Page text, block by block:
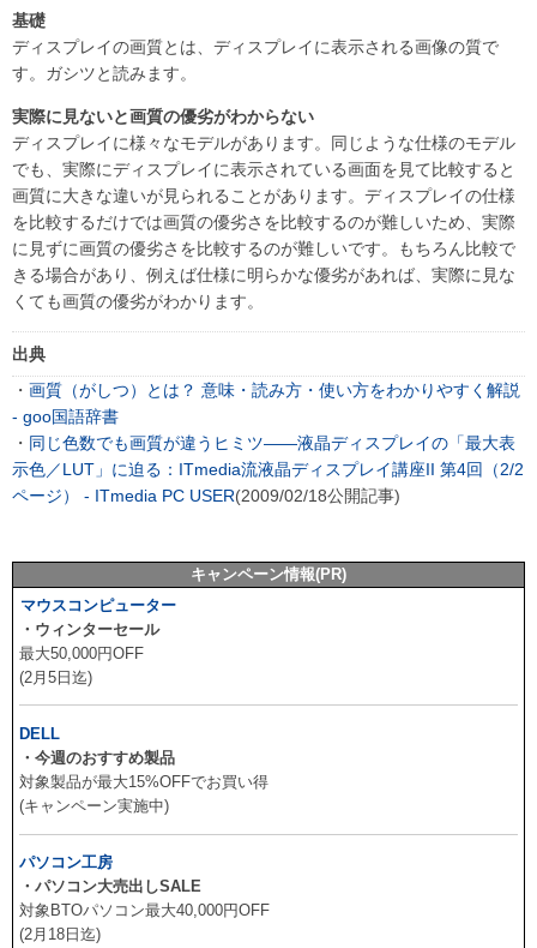
基礎
ディスプレイの画質とは、ディスプレイに表示される画像の質で
す。ガシツと読みます。
実際に見ないと画質の優劣がわからない
ディスプレイに様々なモデルがあります。同じような仕様のモデル
でも、実際にディスプレイに表示されている画面を見て比較すると
画質に大きな違いが見られることがあります。ディスプレイの仕様
を比較するだけでは画質の優劣さを比較するのが難しいため、実際
に見ずに画質の優劣さを比較するのが難しいです。もちろん比較で
きる場合があり、例えば仕様に明らかな優劣があれば、実際に見な
くても画質の優劣がわかります。
出典
・ 画質（がしつ）とは？ 意味・読み方・使い方をわかりやすく解説
- goo国語辞書
・ 同じ色数でも画質が違うヒミツ――液晶ディスプレイの「最大表
示色／LUT」に迫る：ITmedia流液晶ディスプレイ講座II 第4回（2/2
ページ） - ITmedia PC USER(2009/02/18公開記事)
キャンペーン情報(PR)
マウスコンピューター
・ウィンターセール
最大50,000円OFF
(2月5日迄)
DELL
・今週のおすすめ製品
対象製品が最大15%OFFでお買い得
(キャンペーン実施中)
パソコン工房
・パソコン大売出しSALE
対象BTOパソコン最大40,000円OFF
(2月18日迄)